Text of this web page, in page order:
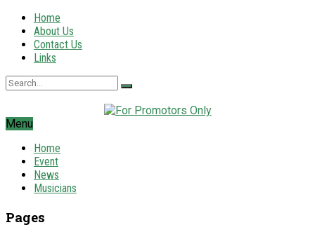
Home
About Us
Contact Us
Links
Menu
Home
Event
News
Musicians
Pages